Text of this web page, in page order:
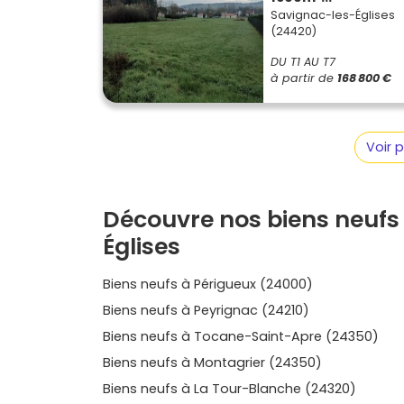
communes durables et accès rapide aux
les-Églises même ou que tu rayonnes vers
sélection deprogramme neuf à Savignac-
surfaces, niveaux de prestations, espaces
de financement en fonction des dispositifs
ou d’un appartement pratique et économe,
concrètement dans le Périgord? Découvre
dans le neuf et trouve l’adresse qui te
Savignac-les-Églises
(24420)
DU T1 AU T7
à partir de 168 800 €
Voir
Découvre nos biens
Églises
Biens neufs à Périgueux (24000)
Biens neufs à Peyrignac (24210)
Biens neufs à Tocane-Saint-Apre (24350)
Biens neufs à Montagrier (24350)
Biens neufs à La Tour-Blanche (24320)